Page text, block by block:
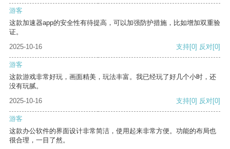
游客
这款加速器app的安全性有待提高，可以加强防护措施，比如增加双重验
证。
2025-10-16
支持[0] 反对[0]
游客
这款游戏非常好玩，画面精美，玩法丰富。我已经玩了好几个小时，还
没有玩腻。
2025-10-16
支持[0] 反对[0]
游客
这款办公软件的界面设计非常简洁，使用起来非常方便。功能的布局也
很合理，一目了然。